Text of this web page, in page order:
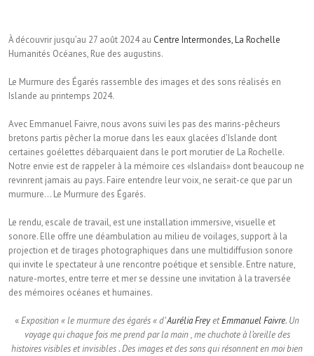
À découvrir jusqu’au 27 août 2024 au Centre Intermondes, La Rochelle
Humanités Océanes, Rue des augustins.
Le Murmure des Égarés rassemble des images et des sons réalisés en
Islande au printemps 2024.
Avec Emmanuel Faivre, nous avons suivi les pas des marins-pêcheurs
bretons partis pêcher la morue dans les eaux glacées d’Islande dont
certaines goélettes débarquaient dans le port morutier de La Rochelle.
Notre envie est de rappeler à la mémoire ces «Islandais» dont beaucoup ne
revinrent jamais au pays. Faire entendre leur voix, ne serait-ce que par un
murmure… Le Murmure des Égarés.
Le rendu, escale de travail, est une installation immersive, visuelle et
sonore. Elle offre une déambulation au milieu de voilages, support à la
projection et de tirages photographiques dans une multidiffusion sonore
qui invite le spectateur à une rencontre poétique et sensible. Entre nature,
nature-mortes, entre terre et mer se dessine une invitation à la traversée
des mémoires océanes et humaines.
«Exposition « le murmure des égarés « d’Aurélia FreyetEmmanuel Faivre. Un
voyage qui chaque fois me prend par la main , me chuchote à l’oreille des
histoires visibles et invisibles . Des images et des sons qui résonnent en moi bien